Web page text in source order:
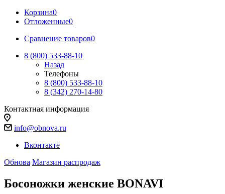
Корзина0
Отложенные0
Сравнение товаров0
8 (800) 533-88-10
Назад
Телефоны
8 (800) 533-88-10
8 (342) 270-14-80
Контактная информация
info@obnova.ru
Вконтакте
Обнова Магазин распродаж
Босоножки женские BONAVI